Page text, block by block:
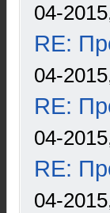
04-
RE:
04-
RE:
04-
RE:
04-